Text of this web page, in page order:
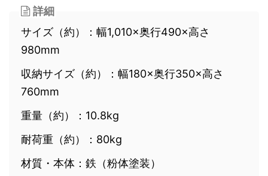
詳細
サイズ（約）：幅1,010×奥行490×高さ
980mm
収納サイズ（約）：幅180×奥行350×高さ
760mm
重量（約）：10.8kg
耐荷重（約）：80kg
材質・本体：鉄（粉体塗装）